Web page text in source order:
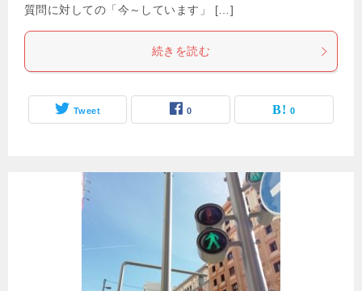
質問に対しての「今～しています」 […]
続きを読む
Tweet 0 0